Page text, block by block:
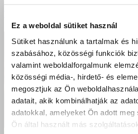
Ez a weboldal sütiket használ
Sütiket használunk a tartalmak és
szabásához, közösségi funkciók
valamint weboldalforgalmunk
közösségi média-, hirdető- és
megosztjuk az Ön
adatait, akik kombinálhatják az
adatokkal, amelyeket Ön adott
Ön által használt más